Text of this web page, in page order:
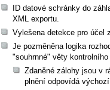
ID datové schránky do
XML exportu.
Vylešena detekce pro účel
Je pozměněna logika
"souhrnné" věty
Zdaněné zálohy jsou v
plnění odpovídá